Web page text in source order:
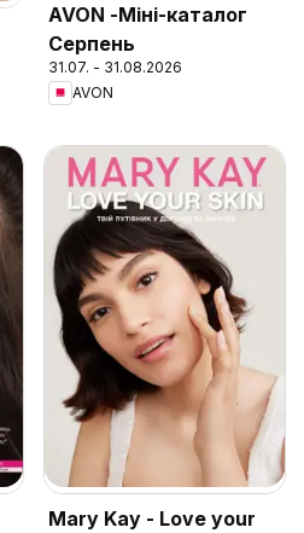
AVON -Міні-каталог
Серпень
31.07. - 31.08.2026
AVON
Mary Kay - Love your